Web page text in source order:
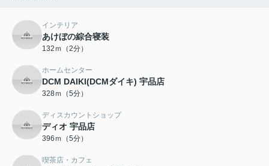
インテリア
あけぼの綜合寝装
132ｍ（2分）
ホームセンター
DCM DAIKI(DCMダイキ) 宇品店
328ｍ（5分）
ディスカウントショップ
ディオ 宇品店
396ｍ（5分）
喫茶店・カフェ